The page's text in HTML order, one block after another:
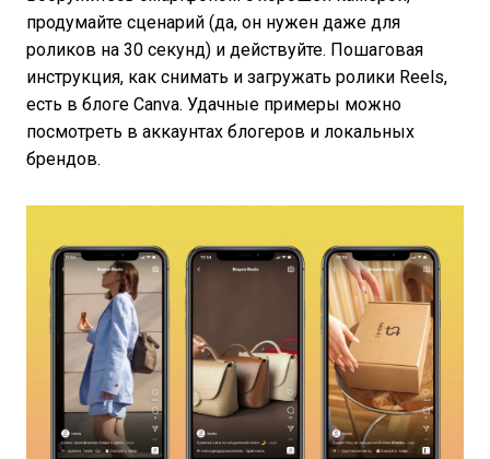
продумайте сценарий (да, он нужен даже для
роликов на 30 секунд) и действуйте. Пошаговая
инструкция, как снимать и загружать ролики Reels,
есть в блоге Canva. Удачные примеры можно
посмотреть в аккаунтах блогеров и локальных
брендов.